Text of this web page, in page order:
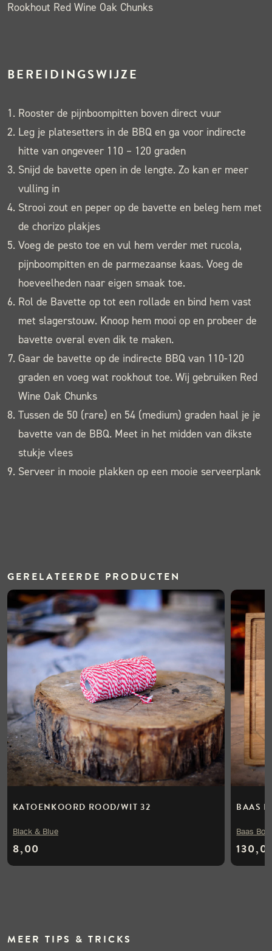
Rookhout Red Wine Oak Chunks
BEREIDINGSWIJZE
Rooster de pijnboompitten boven direct vuur
Leg je platesetters in de BBQ en ga voor indirecte
hitte van ongeveer 110 – 120 graden
Snijd de bavette open in de lengte. Zo kan er meer
vulling in
Strooi zout en peper op de bavette en beleg hem met
de chorizo plakjes
Voeg de pesto toe en vul hem verder met rucola,
pijnboompitten en de parmezaanse kaas. Voeg de
hoeveelheden naar eigen smaak toe.
Rol de Bavette op tot een rollade en bind hem vast
met slagerstouw. Knoop hem mooi op en probeer de
bavette overal even dik te maken.
Gaar de bavette op de indirecte BBQ van 110-120
graden en voeg wat rookhout toe. Wij gebruiken Red
Wine Oak Chunks
Tussen de 50 (rare) en 54 (medium) graden haal je je
bavette van de BBQ. Meet in het midden van dikste
stukje vlees
Serveer in mooie plakken op een mooie serveerplank
GERELATEERDE PRODUCTEN
KATOENKOORD ROOD/WIT 32
8,00
Black & Blue
BAAS
Baas
MEER TIPS & TRICKS